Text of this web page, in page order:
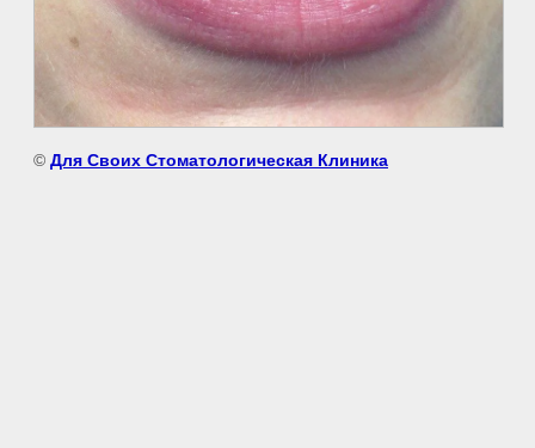
© Для Своих Стоматологическая Клиника